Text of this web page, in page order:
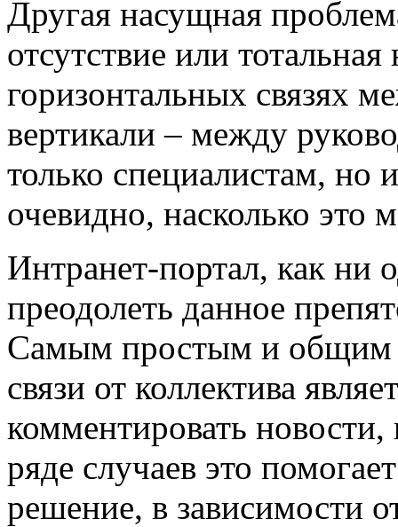
Другая насущная
отсутствие или
горизонтальных связях
вертикали – между
только специалистам, но
очевидно, насколько это
Интранет-портал, как ни
преодолеть данное
Самым простым и общим
связи от коллектива
комментировать
ряде случаев это
решение, в зависимости